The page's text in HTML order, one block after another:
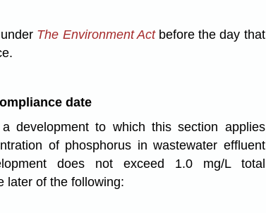
The Environment Actbefore the day that
date
development to which this section applies
of phosphorus in wastewater effluent
does not exceed 1.0 mg/L total
later of the following: